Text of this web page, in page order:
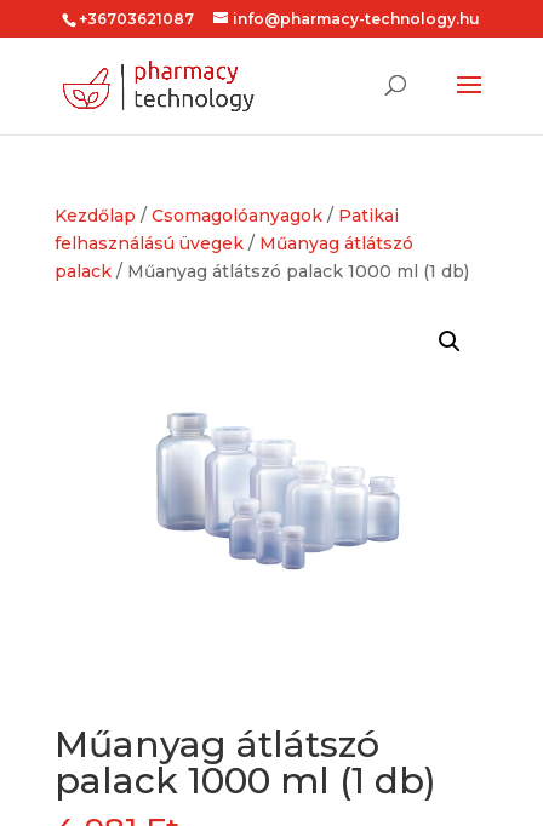
+36703621087 info@pharmacy-technology.hu
Kezdőlap / Csomagolóanyagok/ Patikai
felhasználású üvegek/ Műanyag átlátszó
palack/ Műanyag átlátszó palack 1000 ml (1 db)
Műanyag átlátszó
palack 1000 ml (1 db)